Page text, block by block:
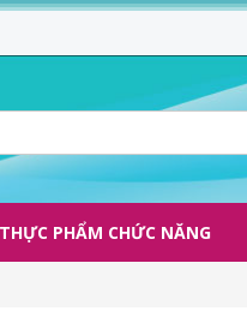
THỰC PHẨM CHỨC NĂNG